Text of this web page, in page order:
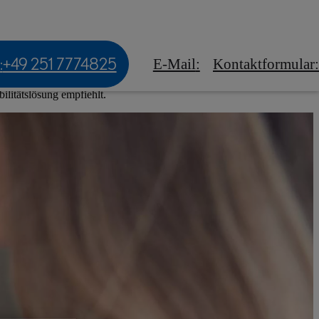
& Events
:+49 251 7774825 E-Mail: Kontaktformular:
empfiehlt.